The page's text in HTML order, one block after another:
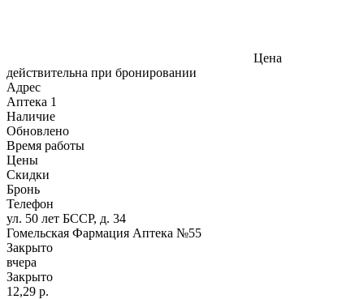
Цена
действительна при бронировании
Адрес
Аптека 1
Наличие
Обновлено
Время работы
Цены
Скидки
Бронь
Телефон
ул. 50 лет БССР, д. 34
Гомельская Фармация Аптека №55
Закрыто
вчера
Закрыто
12,29 р.